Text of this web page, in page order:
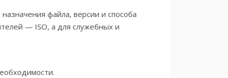
файла, версии и способа
— ISO, а для служебных и